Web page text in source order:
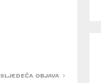
SLJEDEĆA OBJAVA